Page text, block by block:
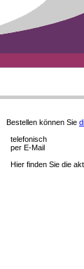
Bestellen können Sie
telefonisch
per E-Mail
Hier finden Sie die